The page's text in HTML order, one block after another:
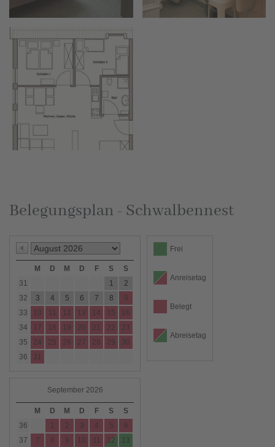
vergrößern
Belegungsplan - Schwalbennest
M D M D F S
S
31
1
2
32
3 4 5 6 7 8
9
33
10 11 12 13 14 15
16
34
17 18 19 20 21 22
23
35
24 25 26 27 28 29
30
36
31
September 2026
M D M D F S
S
36
1 2 3 4 5
6
37
7 8 9 10 11 12
13
Frei
Anreisetag
Belegt
Abreisetag